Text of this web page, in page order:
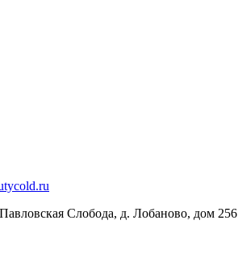
Слобода, д. Лобаново, дом 256